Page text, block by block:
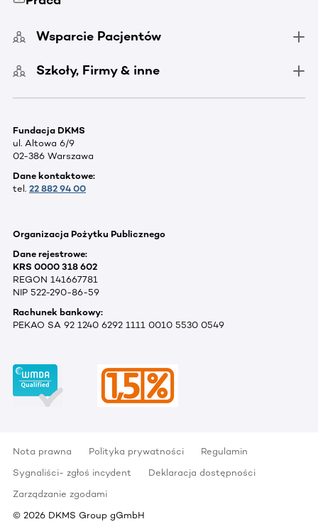
Wsparcie Pacjentów
Szkoły, Firmy & inne
Fundacja DKMS
ul. Altowa 6/9
02-386 Warszawa
Dane kontaktowe:
tel. 22 882 94 00
Organizacja Pożytku Publicznego
Dane rejestrowe:
KRS 0000 318 602
REGON 141667781
NIP 522-290-86-59
Rachunek bankowy:
PEKAO SA 92 1240 6292 1111 0010 5530 0549
Nota prawna Polityka prywatności
Regulamin
Sygnaliści- zgłoś incydent
Deklaracja dostępności
Zarządzanie zgodami
© 2026 DKMS Group gGmbH